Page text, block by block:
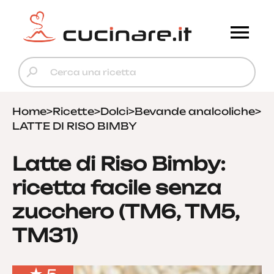
Home>Ricette>Dolci>Bevande analcoliche>
LATTE DI RISO BIMBY
Latte di Riso Bimby:
ricetta facile senza
zucchero (TM6, TM5,
TM31)